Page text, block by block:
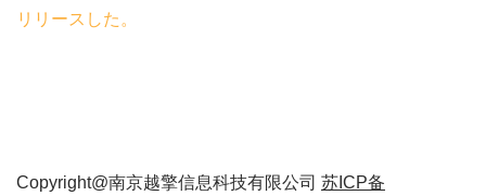
リリースした。
Copyright@南京越擎信息科技有限公司 苏ICP备